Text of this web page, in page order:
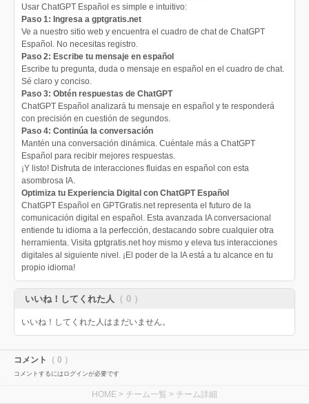
Usar ChatGPT Español es simple e intuitivo:
Paso 1: Ingresa a gptgratis.net
Ve a nuestro sitio web y encuentra el cuadro de chat de ChatGPT
Español. No necesitas registro.
Paso 2: Escribe tu mensaje en español
Escribe tu pregunta, duda o mensaje en español en el cuadro de chat.
Sé claro y conciso.
Paso 3: Obtén respuestas de ChatGPT
ChatGPT Español analizará tu mensaje en español y te responderá
con precisión en cuestión de segundos.
Paso 4: Continúa la conversación
Mantén una conversación dinámica. Cuéntale más a ChatGPT
Español para recibir mejores respuestas.
¡Y listo! Disfruta de interacciones fluidas en español con esta
asombrosa IA.
Optimiza tu Experiencia Digital con ChatGPT Español
ChatGPT Español en GPTGratis.net representa el futuro de la
comunicación digital en español. Esta avanzada IA conversacional
entiende tu idioma a la perfección, destacando sobre cualquier otra
herramienta. Visita gptgratis.net hoy mismo y eleva tus interacciones
digitales al siguiente nivel. ¡El poder de la IA está a tu alcance en tu
propio idioma!
いいね！してくれた人 （ 0 ）
いいね！してくれた人はまだいません。
コメント （ 0 ）
コメントするにはログインが必要です
HOME > チーム一覧 > チーム詳細